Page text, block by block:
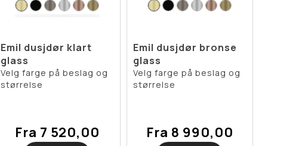
Emil dusjdør klart
glass
Velg farge på beslag og
størrelse
Fra 7 520,00
Emil dusjdør bronse
glass
Velg farge på beslag og
størrelse
Fra 8 990,00